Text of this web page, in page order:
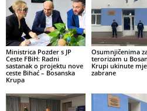
Ministrica Pozder s JP
Ceste FBiH: Radni
sastanak o projektu nove
ceste Bihać – Bosanska
Krupa
Osumnjičenima
terorizam u
Krupi ukinute
zabrane